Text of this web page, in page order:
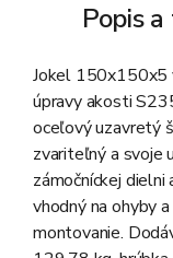
Popis
Jokel 150x150x5
úpravy akosti
oceľový uzavretý
zvariteľný a svoje
zámočníckej dielni
vhodný na ohyby
montovanie.